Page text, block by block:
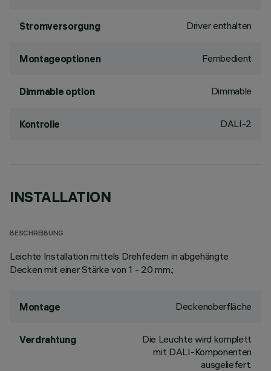
Stromversorgung Driver enthalten
Montageoptionen Fernbedient
Dimmable option Dimmable
Kontrolle DALI-2
INSTALLATION
BESCHREIBUNG
Leichte Installation mittels Drehfedern in abgehängte
Decken mit einer Stärke von 1 - 20 mm.;
Montage Deckenoberfläche
Verdrahtung
Die Leuchte wird komplett
mit DALI-Komponenten
ausgeliefert.